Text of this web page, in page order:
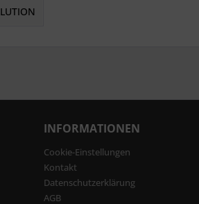
INFORMATIONEN
Cookie-Einstellungen
Kontakt
Datenschutzerklärung
AGB